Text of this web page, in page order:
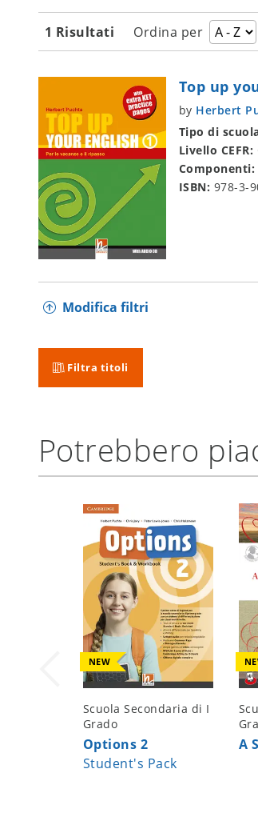
1 Risultati Ordina per
Top up
by Herbert
Tipo di
Livello CEFR:
Componenti:
ISBN: 978-3-
Modifica filtri
Filtra titoli
Potrebbero
NEW
Scuola Secondaria di I
Grado
Options 2
Student's Pack
A